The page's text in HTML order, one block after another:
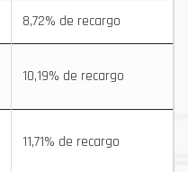
8,72% de recargo
10,19% de recargo
11,71% de recargo